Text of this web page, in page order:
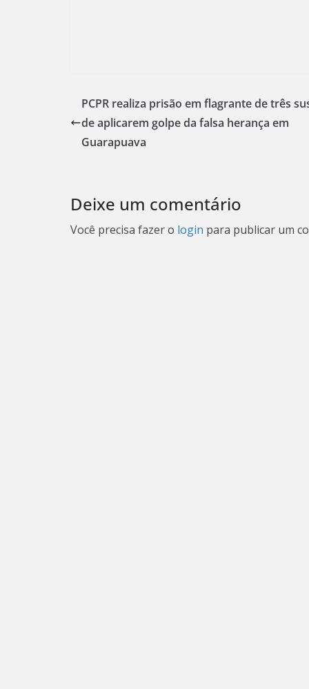
PCPR realiza prisão em flagrante de três
de aplicarem golpe da falsa herança em
Guarapuava
Deixe um comentário
Você precisa fazer o login para publicar um